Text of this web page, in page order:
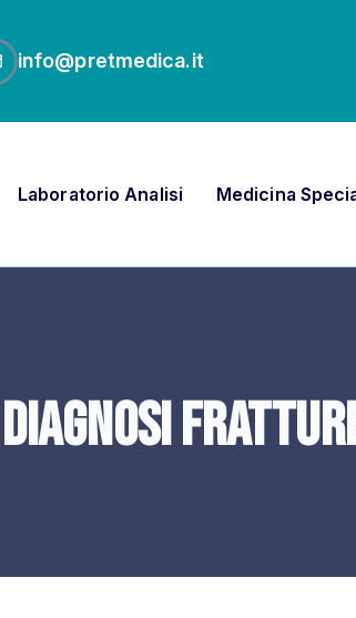
info@pretmedica.it
Laboratorio Analisi Medicina